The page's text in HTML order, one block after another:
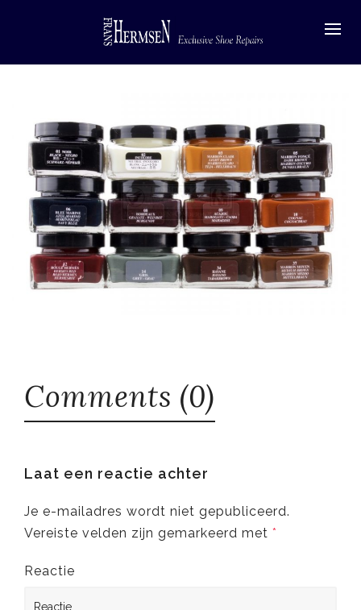
Comments (0)
Laat een reactie achter
Je e-mailadres wordt niet gepubliceerd.
Vereiste velden zijn gemarkeerd met *
Reactie